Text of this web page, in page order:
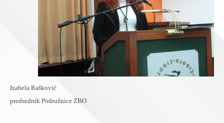
Izabela Rašković
predsednik Podružnice ZBO